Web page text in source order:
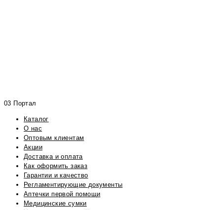
03 Портал
Каталог
О нас
Оптовым клиентам
Акции
Доставка и оплата
Как оформить заказ
Гарантии и качество
Регламентирующие документы
Аптечки первой помощи
Медицинские сумки